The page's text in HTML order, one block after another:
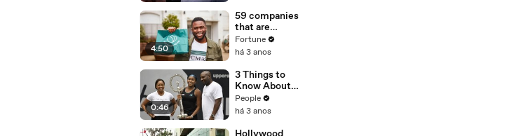
Misinformatio
n or
Disinformatio
n’ Amongst
All Social
Media
Platforms
4:50
59 companies
that are
changing the
world: From
Chobani
Fortune
há 3 anos
0:46
3 Things to
Know About
Coco Gauff's
Parents
People
há 3 anos